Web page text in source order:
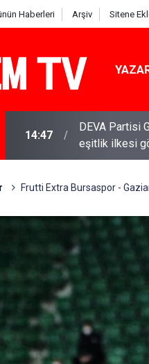
Haberleri Arşiv Sitene
11:51
YENİ Parti
Frutti Extra Bursaspor -